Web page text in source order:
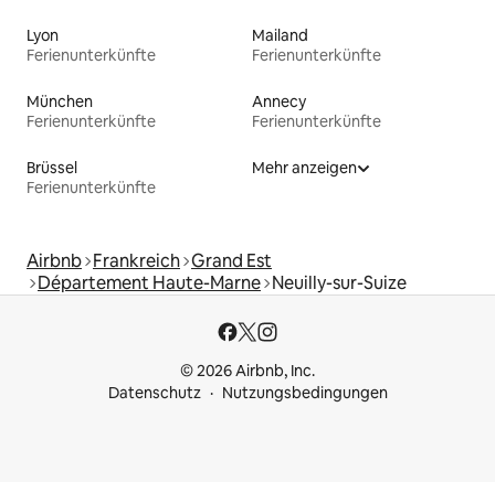
Lyon
Ferienunterkünfte
Mailand
Ferienunterkünfte
München
Ferienunterkünfte
Annecy
Ferienunterkünfte
Brüssel
Ferienunterkünfte
Mehr anzeigen
Airbnb Frankreich Grand Est
Département Haute-Marne Neuilly-sur-Suize
© 2026 Airbnb, Inc.
Datenschutz
Nutzungsbedingungen